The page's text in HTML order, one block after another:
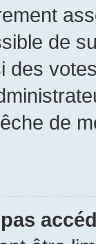
de
des
de